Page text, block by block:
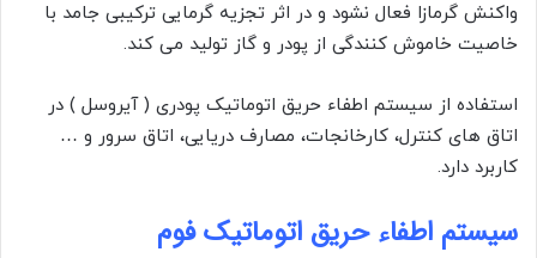
واکنش گرمازا فعال نشود و در اثر تجزیه گرمایی ترکیبی جامد با
خاصیت خاموش کنندگی از پودر و گاز تولید می کند.
استفاده از سیستم اطفاء حریق اتوماتیک پودری ( آیروسل ) در
اتاق های کنترل، کارخانجات، مصارف دریایی، اتاق سرور و …
کاربرد دارد.
سیستم اطفاء حریق اتوماتیک فوم